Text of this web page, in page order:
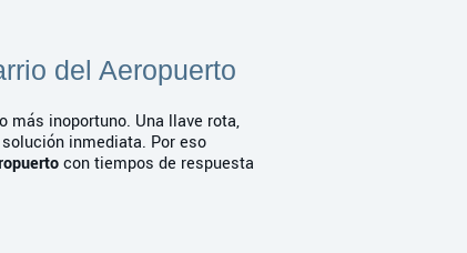
del Aeropuerto
más inoportuno. Una llave rota,
inmediata. Por eso
con tiempos de respuesta